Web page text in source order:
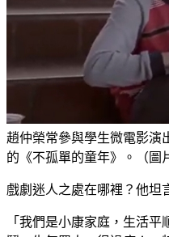
趙仲榮常參與學生微電影演
的《不孤單的童年》。（圖
戲劇迷人之處在哪裡？他坦
「我們是小康家庭，生活